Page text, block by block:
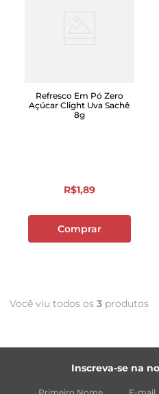
Refresco Em Pó Zero
Açúcar Clight Uva Sachê
8g
R$1,89
Comprar
Você viu todos os 3 produtos
Inscreva-se na